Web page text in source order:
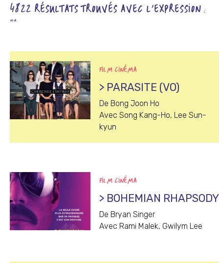
4822 RÉSULTATS TROUVÉS AVEC L'EXPRESSION :
""
FILM CINÉMA
> PARASITE (VO)
De Bong Joon Ho
Avec Song Kang-Ho, Lee Sun-
kyun
FILM CINÉMA
> BOHEMIAN RHAPSODY
De Bryan Singer
Avec Rami Malek, Gwilym Lee